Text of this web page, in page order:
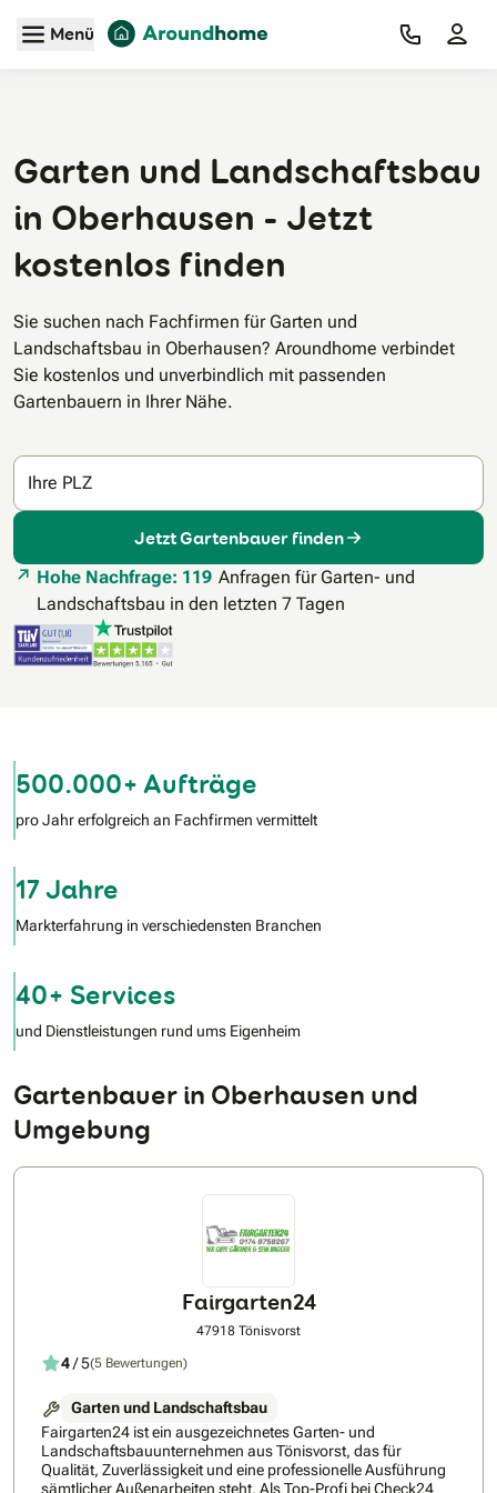
Zum Hauptinhalt
Menü
Garten und Landschaftsbau
in Oberhausen - Jetzt
kostenlos finden
Sie suchen nach Fachfirmen für Garten und
Landschaftsbau in Oberhausen? Aroundhome verbindet
Sie kostenlos und unverbindlich mit passenden
Gartenbauern in Ihrer Nähe.
Ihre PLZ
Jetzt Gartenbauer finden
Hohe Nachfrage: 119 Anfragen für Garten- und
Landschaftsbau in den letzten 7 Tagen
500.000+ Aufträge
pro Jahr erfolgreich an Fachfirmen vermittelt
17 Jahre
Markterfahrung in verschiedensten Branchen
40+ Services
und Dienstleistungen rund ums Eigenheim
Gartenbauer in Oberhausen und
Umgebung
Fairgarten24
47918 Tönisvorst
4/ 5(5 Bewertungen)
Garten und Landschaftsbau
Fairgarten24 ist ein ausgezeichnetes Garten- und
Landschaftsbauunternehmen aus Tönisvorst, das für
Qualität, Zuverlässigkeit und eine professionelle Ausführung
sämtlicher Außenarbeiten steht. Als Top-Profi bei Check24